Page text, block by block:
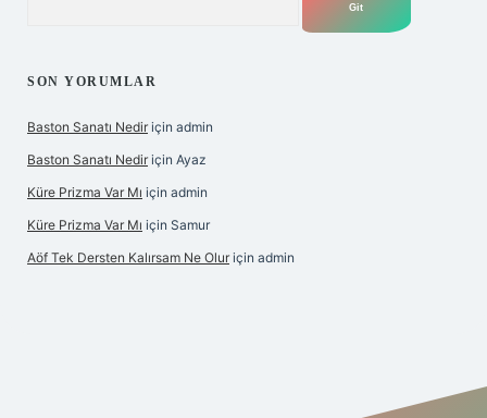
SON YORUMLAR
Baston Sanatı Nedir için admin
Baston Sanatı Nedir için Ayaz
Küre Prizma Var Mı için admin
Küre Prizma Var Mı için Samur
Aöf Tek Dersten Kalırsam Ne Olur için admin